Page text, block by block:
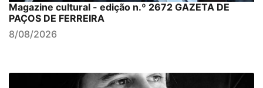
Magazine cultural - edição n.º 2672 GAZETA DE
PAÇOS DE FERREIRA
8/08/2026